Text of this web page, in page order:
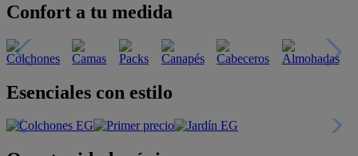
Confort a tu medida
Esenciales con estilo